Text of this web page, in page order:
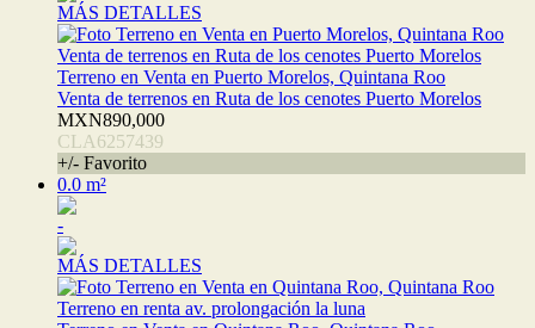
MÁS DETALLES
Terreno en Venta en Puerto Morelos, Quintana Roo
Venta de terrenos en Ruta de los cenotes Puerto Morelos
MXN890,000
CLA6257439
+/- Favorito
0.0 m²
-
MÁS DETALLES